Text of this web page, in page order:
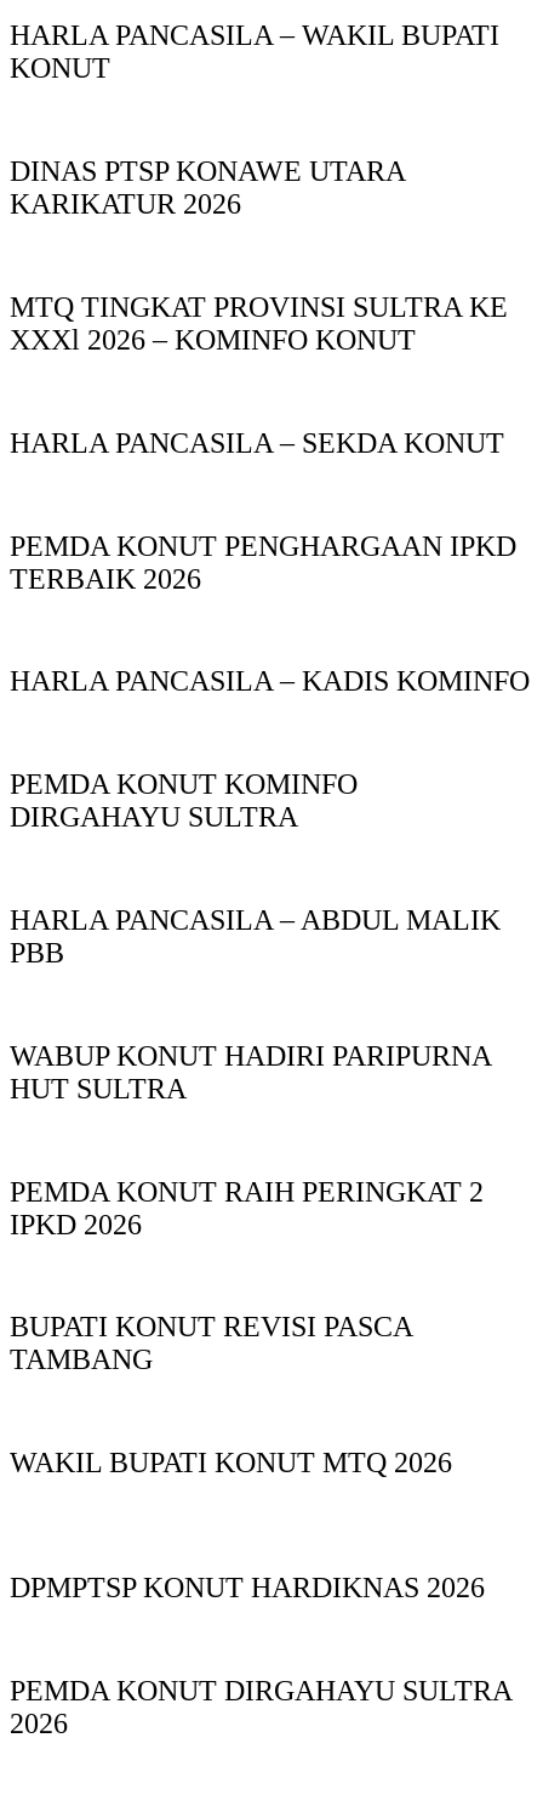
HARLA PANCASILA – WAKIL BUPATI
KONUT
DINAS PTSP KONAWE UTARA
KARIKATUR 2026
MTQ TINGKAT PROVINSI SULTRA KE
XXXl 2026 – KOMINFO KONUT
HARLA PANCASILA – SEKDA KONUT
PEMDA KONUT PENGHARGAAN IPKD
TERBAIK 2026
HARLA PANCASILA – KADIS KOMINFO
PEMDA KONUT KOMINFO
DIRGAHAYU SULTRA
HARLA PANCASILA – ABDUL MALIK
PBB
WABUP KONUT HADIRI PARIPURNA
HUT SULTRA
PEMDA KONUT RAIH PERINGKAT 2
IPKD 2026
BUPATI KONUT REVISI PASCA
TAMBANG
WAKIL BUPATI KONUT MTQ 2026
DPMPTSP KONUT HARDIKNAS 2026
PEMDA KONUT DIRGAHAYU SULTRA
2026